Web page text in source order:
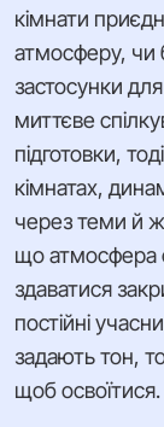
кімнати
атмосферу, чи
застосунки
миттєве
підготовки,
кімнатах,
через теми й
що атмосфера
здаватися
постійні
задають тон,
щоб освоїтися.